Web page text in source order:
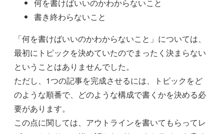
何を書けばいいのかわからないこと
書き終わらないこと
「何を書けばいいのかわからないこと」については、
最初にトピックを決めていたのでまったく決まらない
ということはありませんでした。
ただし、1つの記事を完成させるには、トピックをど
のような順番で、どのような構成で書くかを決める必
要があります。
この点に関しては、アウトラインを書いてもらってレ